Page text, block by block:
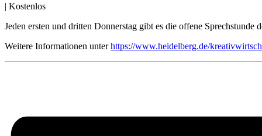
| Kostenlos
Jeden ersten und dritten Donnerstag gibt es die offene
Weitere Informationen unterhttps://www.heidelberg.de/